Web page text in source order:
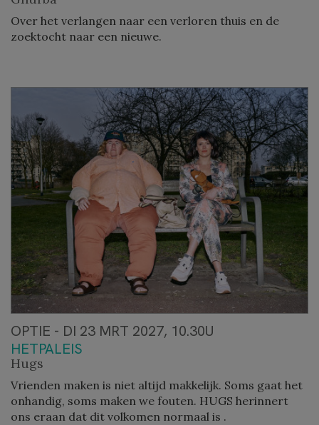
Over het verlangen naar een verloren thuis en de
zoektocht naar een nieuwe.
OPTIE - DI 23 MRT 2027, 10.30U
HETPALEIS
Hugs
Vrienden maken is niet altijd makkelijk. Soms gaat het
onhandig, soms maken we fouten. HUGS herinnert
ons eraan dat dit volkomen normaal is .